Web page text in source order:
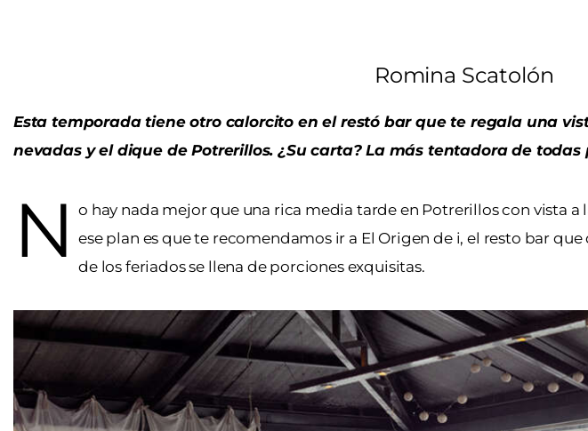
Romina Scatolón
Esta temporada tiene otro calorcito en el restó bar que te regala una
nevadas y el dique de Potrerillos. ¿Su carta? La más tentadora de
N
o hay nada mejor que una rica media tarde en Potrerillos con vista
ese plan es que te recomendamos ir a El Origen de i, el resto bar
de los feriados se llena de porciones exquisitas.